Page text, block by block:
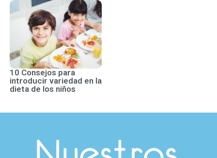
10 Consejos para
introducir variedad en la
dieta de los niños